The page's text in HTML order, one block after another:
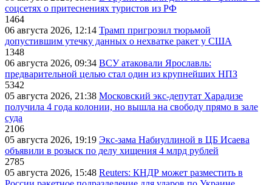
соцсетях о притеснениях туристов из РФ
1464
06 августа 2026, 12:14 Трамп пригрозил тюрьмой
допустившим утечку данных о нехватке ракет у США
1348
06 августа 2026, 09:34 ВСУ атаковали Ярославль:
предварительной целью стал один из крупнейших НПЗ
5342
05 августа 2026, 21:38 Московский экс-депутат Харадизе
получила 4 года колонии, но вышла на свободу прямо в зале
суда
2106
05 августа 2026, 19:19 Экс-зама Набиуллиной в ЦБ Исаева
объявили в розыск по делу хищения 4 млрд рублей
2785
05 августа 2026, 15:48 Reuters: КНДР может разместить в